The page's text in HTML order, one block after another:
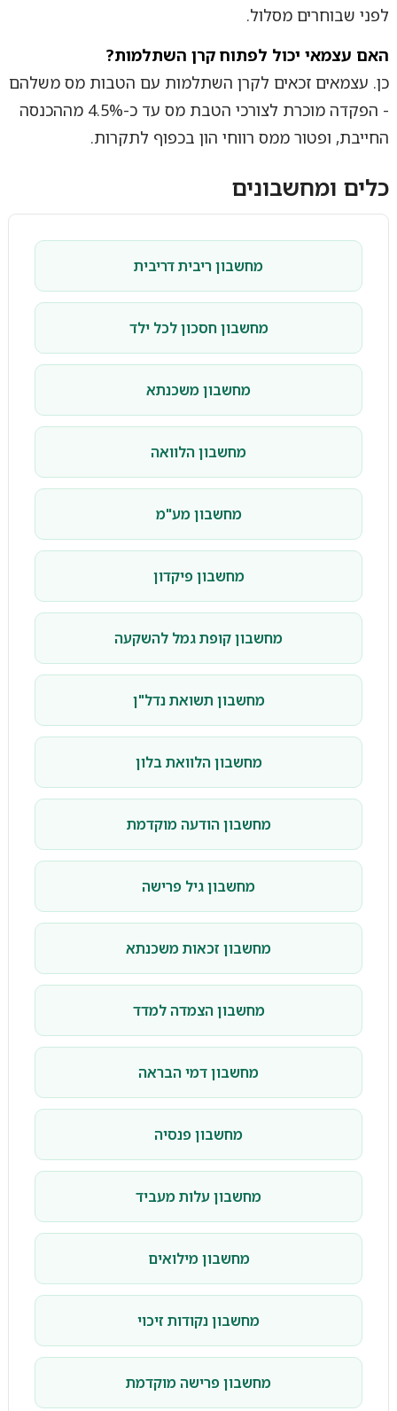
לפני שבוחרים מסלול.
האם עצמאי יכול לפתוח קרן השתלמות?
כן. עצמאים זכאים לקרן השתלמות עם הטבות מס משלהם
- הפקדה מוכרת לצורכי הטבת מס עד כ-4.5% מההכנסה
החייבת, ופטור ממס רווחי הון בכפוף לתקרות.
כלים ומחשבונים
מחשבון ריבית דריבית
מחשבון חסכון לכל ילד
מחשבון משכנתא
מחשבון הלוואה
מחשבון מע"מ
מחשבון פיקדון
מחשבון קופת גמל להשקעה
מחשבון תשואת נדל"ן
מחשבון הלוואת בלון
מחשבון הודעה מוקדמת
מחשבון גיל פרישה
מחשבון זכאות משכנתא
מחשבון הצמדה למדד
מחשבון דמי הבראה
מחשבון פנסיה
מחשבון עלות מעביד
מחשבון מילואים
מחשבון נקודות זיכוי
מחשבון פרישה מוקדמת